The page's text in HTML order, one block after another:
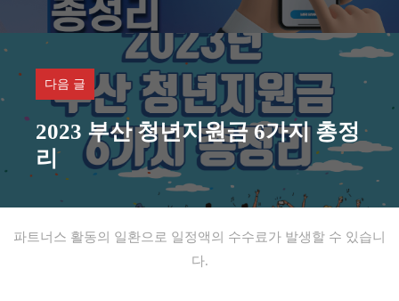
다음 글
2023 부산 청년지원금 6가지 총정
리
파트너스 활동의 일환으로 일정액의 수수료가 발생할 수 있습니
다.